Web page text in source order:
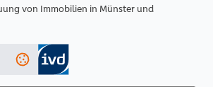
von Immobilien in Münster und